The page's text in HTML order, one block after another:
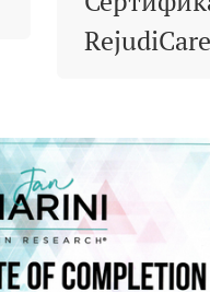
RejudiCare